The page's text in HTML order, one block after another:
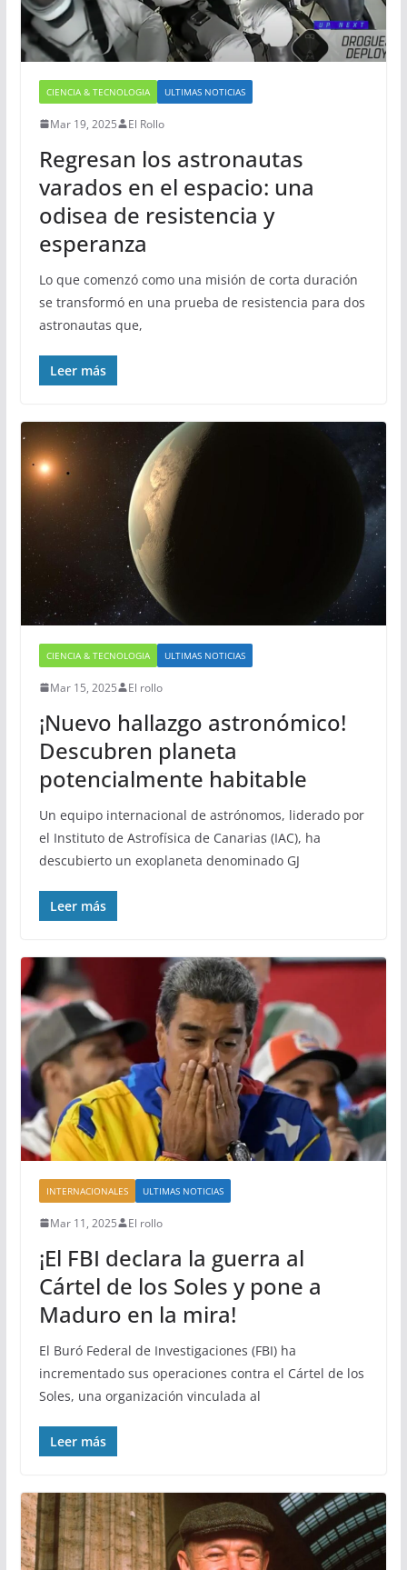
CIENCIA & TECNOLOGIA ULTIMAS NOTICIAS
Mar 19, 2025 El Rollo
Regresan los astronautas
varados en el espacio: una
odisea de resistencia y
esperanza
Lo que comenzó como una misión de corta duración
se transformó en una prueba de resistencia para dos
astronautas que,
Leer más
CIENCIA & TECNOLOGIA ULTIMAS NOTICIAS
Mar 15, 2025 El rollo
¡Nuevo hallazgo astronómico!
Descubren planeta
potencialmente habitable
Un equipo internacional de astrónomos, liderado por
el Instituto de Astrofísica de Canarias (IAC), ha
descubierto un exoplaneta denominado GJ
Leer más
INTERNACIONALES ULTIMAS NOTICIAS
Mar 11, 2025 El rollo
¡El FBI declara la guerra al
Cártel de los Soles y pone a
Maduro en la mira!
El Buró Federal de Investigaciones (FBI) ha
incrementado sus operaciones contra el Cártel de los
Soles, una organización vinculada al
Leer más